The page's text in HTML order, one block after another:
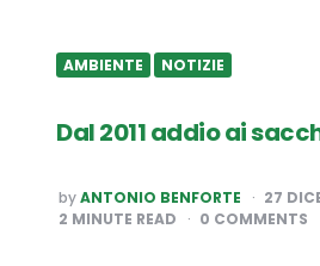
AMBIENTE NOTIZIE
Dal 2011 addio ai
POSTED
BY
byANTONIO BENFORTE
27
2 MINUTE READ 0 COMMENTS